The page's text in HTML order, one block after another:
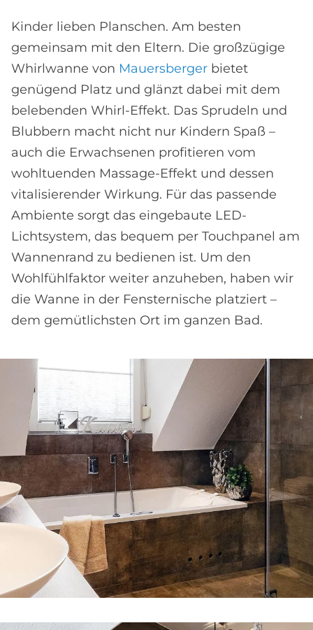
Kinder lieben Planschen. Am besten
gemeinsam mit den Eltern. Die großzügige
Whirlwanne von Mauersberger bietet
genügend Platz und glänzt dabei mit dem
belebenden Whirl-Effekt. Das Sprudeln und
Blubbern macht nicht nur Kindern Spaß –
auch die Erwachsenen profitieren vom
wohltuenden Massage-Effekt und dessen
vitalisierender Wirkung. Für das passende
Ambiente sorgt das eingebaute LED-
Lichtsystem, das bequem per Touchpanel am
Wannenrand zu bedienen ist. Um den
Wohlfühlfaktor weiter anzuheben, haben wir
die Wanne in der Fensternische platziert –
dem gemütlichsten Ort im ganzen Bad.